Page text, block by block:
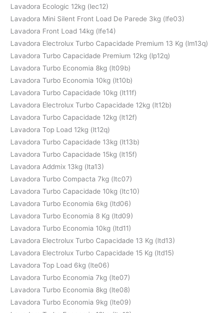
Lavadora Ecologic 12kg (lec12)
Lavadora Mini Silent Front Load De Parede 3kg (lfe03)
Lavadora Front Load 14kg (lfe14)
Lavadora Electrolux Turbo Capacidade Premium 13 Kg (lm13q)
Lavadora Turbo Capacidade Premium 12kg (lp12q)
Lavadora Turbo Economia 8kg (lt09b)
Lavadora Turbo Economia 10kg (lt10b)
Lavadora Turbo Capacidade 10kg (lt11f)
Lavadora Electrolux Turbo Capacidade 12kg (lt12b)
Lavadora Turbo Capacidade 12kg (lt12f)
Lavadora Top Load 12kg (lt12q)
Lavadora Turbo Capacidade 13kg (lt13b)
Lavadora Turbo Capacidade 15kg (lt15f)
Lavadora Addmix 13kg (lta13)
Lavadora Turbo Compacta 7kg (ltc07)
Lavadora Turbo Capacidade 10kg (ltc10)
Lavadora Turbo Economia 6kg (ltd06)
Lavadora Turbo Economia 8 Kg (ltd09)
Lavadora Turbo Economia 10kg (ltd11)
Lavadora Electrolux Turbo Capacidade 13 Kg (ltd13)
Lavadora Electrolux Turbo Capacidade 15 Kg (ltd15)
Lavadora Top Load 6kg (lte06)
Lavadora Turbo Economia 7kg (lte07)
Lavadora Turbo Economia 8kg (lte08)
Lavadora Turbo Economia 9kg (lte09)